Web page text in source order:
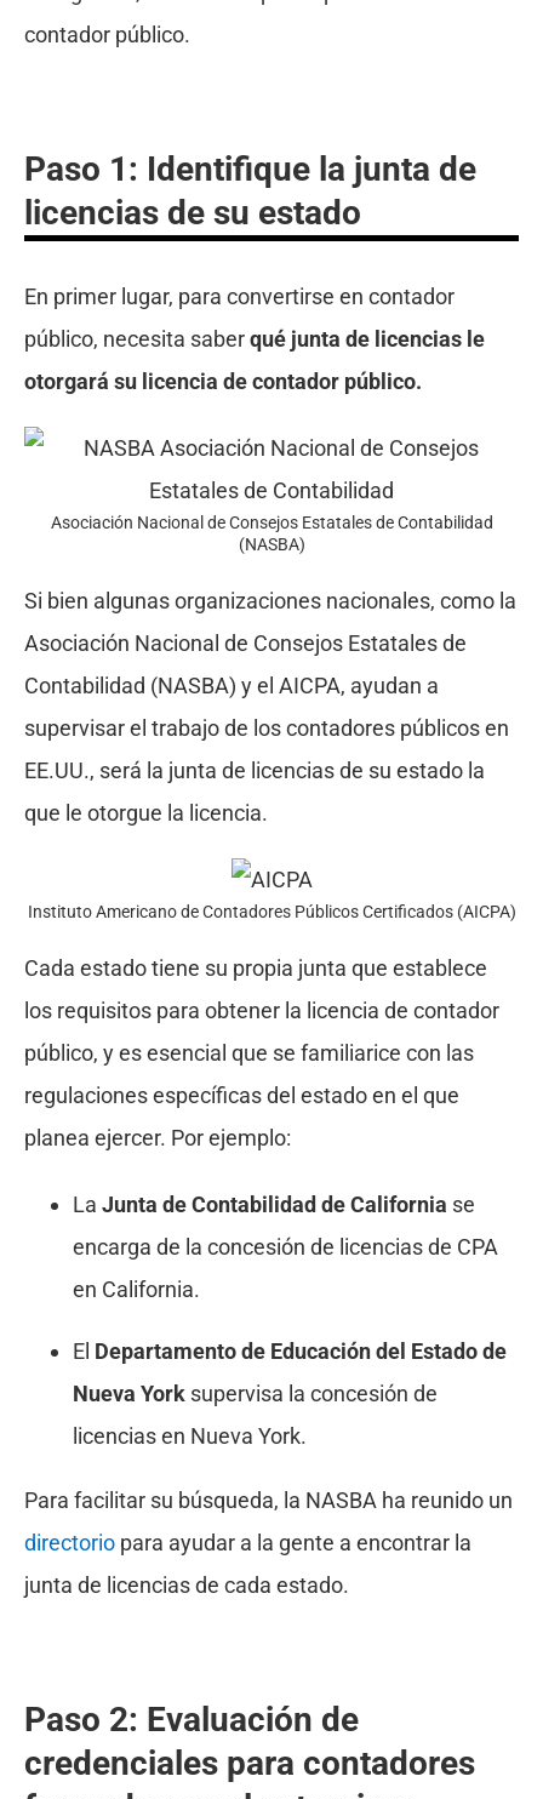
contador público.
Paso 1: Identifique la junta de
licencias de su estado
En primer lugar, para convertirse en contador
público, necesita saberqué junta de licencias le
otorgará su licencia de contador público.
Asociación Nacional de Consejos Estatales de Contabilidad
(NASBA)
Si bien algunas organizaciones nacionales, como la
Asociación Nacional de Consejos Estatales de
Contabilidad (NASBA) y el AICPA, ayudan a
supervisar el trabajo de los contadores públicos en
EE.UU., será la junta de licencias de su estado la
que le otorgue la licencia.
Instituto Americano de Contadores Públicos Certificados (AICPA)
Cada estado tiene su propia junta que establece
los requisitos para obtener la licencia de contador
público, y es esencial que se familiarice con las
regulaciones específicas del estado en el que
planea ejercer. Por ejemplo:
La Junta de Contabilidad de California se
encarga de la concesión de licencias de CPA
en California.
El Departamento de Educación del Estado de
Nueva York supervisa la concesión de
licencias en Nueva York.
Para facilitar su búsqueda, la NASBA ha reunido un
directorio para ayudar a la gente a encontrar la
junta de licencias de cada estado.
Paso 2: Evaluación de
credenciales para contadores